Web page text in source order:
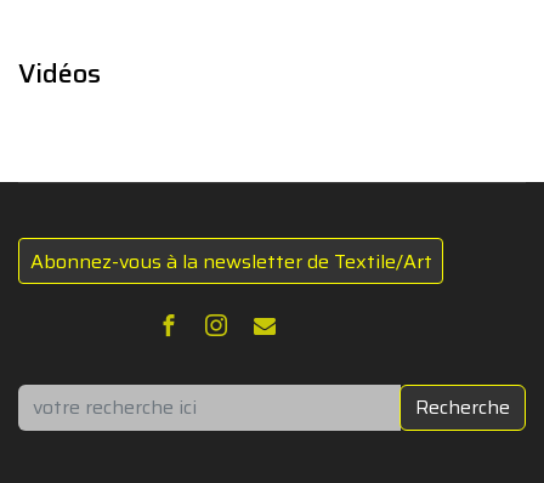
Vidéos
Abonnez-vous à la newsletter de Textile/Art
Rechercher Recherche